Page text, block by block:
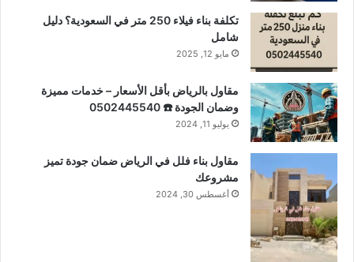
تكلفة بناء فيلاء 250 متر في السعودية؟ دليل
شامل
مايو 12, 2025
مقاول بالرياض بأقل الأسعار – خدمات مميزة
وضمان الجودة ☎️ 0502445540
يوليو 11, 2024
مقاول بناء فلل في الرياض ضمان جودة تميز
مشروعك
أغسطس 30, 2024